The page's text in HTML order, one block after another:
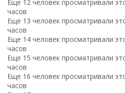
Еще 12 человек просматривали
часов
Еще 13 человек просматривали
часов
Еще 14 человек просматривали
часов
Еще 15 человек просматривали
часов
Еще 16 человек просматривали
часов